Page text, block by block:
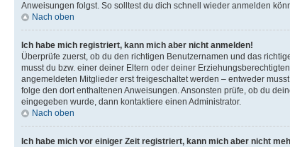
Anweisungen folgst. So solltest du dich schnell wieder anmelden
Nach oben
Ich habe mich registriert, kann mich aber nicht anmelden!
Überprüfe zuerst, ob du den richtigen Benutzernamen und das
musst du bzw. einer deiner Eltern oder deiner
angemeldeten Mitglieder erst freigeschaltet werden – entweder
folge den dort enthaltenen Anweisungen. Ansonsten prüfe, ob du
eingegeben wurde, dann kontaktiere einen Administrator.
Nach oben
Ich habe mich vor einiger Zeit registriert, kann mich aber nicht